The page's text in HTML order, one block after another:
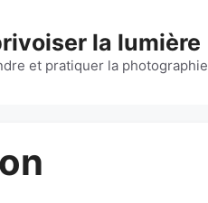
la lumière
et pratiquer la photographie